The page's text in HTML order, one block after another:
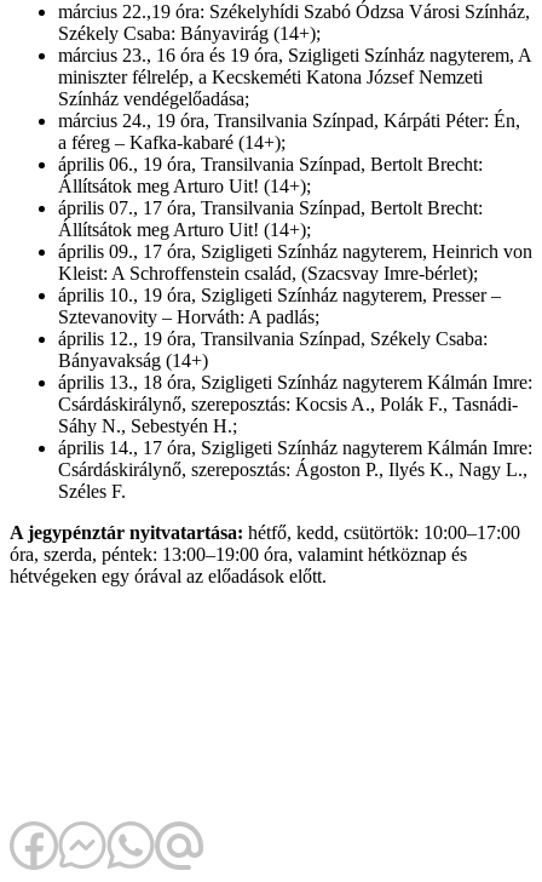
március 22.,19 óra: Székelyhídi Szabó Ódzsa Városi Színház,
Székely Csaba: Bányavirág (14+);
március 23., 16 óra és 19 óra, Szigligeti Színház nagyterem, A
miniszter félrelép, a Kecskeméti Katona József Nemzeti
Színház vendégelőadása;
március 24., 19 óra, Transilvania Színpad, Kárpáti Péter: Én,
a féreg – Kafka-kabaré (14+);
április 06., 19 óra, Transilvania Színpad, Bertolt Brecht:
Állítsátok meg Arturo Uit! (14+);
április 07., 17 óra, Transilvania Színpad, Bertolt Brecht:
Állítsátok meg Arturo Uit! (14+);
április 09., 17 óra, Szigligeti Színház nagyterem, Heinrich von
Kleist: A Schroffenstein család, (Szacsvay Imre-bérlet);
április 10., 19 óra, Szigligeti Színház nagyterem, Presser –
Sztevanovity – Horváth: A padlás;
április 12., 19 óra, Transilvania Színpad, Székely Csaba:
Bányavakság (14+)
április 13., 18 óra, Szigligeti Színház nagyterem Kálmán Imre:
Csárdáskirálynő, szereposztás: Kocsis A., Polák F., Tasnádi-
Sáhy N., Sebestyén H.;
április 14., 17 óra, Szigligeti Színház nagyterem Kálmán Imre:
Csárdáskirálynő, szereposztás: Ágoston P., Ilyés K., Nagy L.,
Széles F.
A jegypénztár nyitvatartása: hétfő, kedd, csütörtök: 10:00–17:00
óra, szerda, péntek: 13:00–19:00 óra, valamint hétköznap és
hétvégeken egy órával az előadások előtt.